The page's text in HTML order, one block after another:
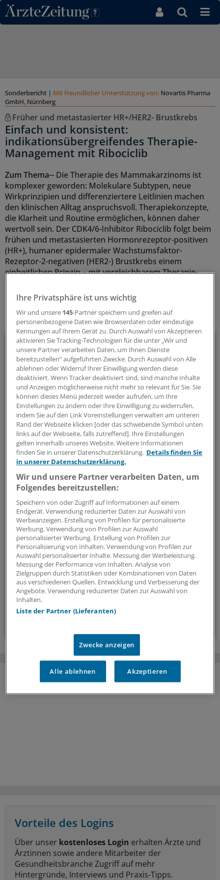
Direkt zum Inhaltsbereich
Sonderbericht | Mit freundlicher Unterstützung von: Novartis Pharma
GmbH, Nürnberg
Früher und metastasierter HR+/HER2- Brustkrebs
Einfach und konsistent:
indikationsübergreifendes Therapie-
Management mit Ribociclib
Zum Thema-- Die Therapie des Mammakarzinoms ist
komplexer geworden: Molekulare Subtypen, neue
Wirkprinzipien und differenziertere Leitlinien machen
den klinischen Alltag anspruchsvoll. Therapiekonzepte,
die Klarheit und Routine ermöglichen, können daher
wertvoll sein. Der CDK4/6-Inhibitor Ribociclib folgt beim
frühen und metastasierten Hormonrezeptor-positiven
(HR+), humaner epidermaler Wachstumsfaktor-
Rezeptor-2-negativen (HER2-) Brustkrebs einem
einheitlichen Prinzip – mit vergleichbarem Therapie-
konsistentem Vorgehen bei Nebenwirkungen. Das
erleichtert sowohl die Behandlung als auch die Schulung
und die Organisation der Versorgungsroutine.
Liebe Leserin, lieber Leser,
den vollständigen Beitrag können Sie lesen, sobald
Sie sich eingeloggt haben.
Jetzt anmelden »
Kostenlos registrieren »
Kennwort vergessen?
Ein anderes Problem beim Login?
Die Anmeldung ist mit wenigen Klicks erledigt und
kostenlos.
Ihre Vorteile des kostenlosen Login:
MehrAnalysen, Hintergründe und
Infografiken
ExklusiveInterviews und Praxis-Tipps
Zugriff auf allemedizinischen Berichte und
Kommentare
Vorteile des Logins
Über unser kostenloses Login erhalten Ärzte und
Ärztinnen sowie andere Mitarbeiter der
Gesundheitsbranche Zugriff auf mehr
Hintergründe, Interviews und Praxis-Tipps.
Ihre Privatsphäre ist uns wichtig
Wir und unsere 145-Partner speichern und greifen auf
personenbezogene Daten wie Browserdaten oder eindeutige
Kennungen auf Ihrem Gerät zu. Durch Auswahl von Akzeptieren
aktivieren Sie Tracking-Technologien für die unter „Wir und
unsere Partner verarbeiten Daten, um Ihnen Dienste
bereitzustellen“ aufgeführten Zwecke. Durch Auswahl von Alle
ablehnen oder Widerruf Ihrer Einwilligung werden diese
deaktiviert. Wenn Tracker deaktiviert sind, sind manche Inhalte
und Anzeigen möglicherweise nicht mehr so relevant für Sie. Sie
können dieses Menü jederzeit wieder aufrufen, um Ihre
Einstellungen zu ändern oder Ihre Einwilligung zu widerrufen,
indem Sie auf den Link Voreinstellungen verwalten am unteren
Rand der Webseite klicken [oder das schwebende Symbol unten
links auf der Webseite, falls zutreffend]. Ihre Einstellungen
gelten innerhalb unseres Website. Weitere Informationen
finden Sie in unserer Datenschutzerklärung. Details finden Sie
in unserer Datenschutzerklärung.
Wir und unsere Partner verarbeiten Daten, um
Folgendes bereitzustellen:
Speichern von oder Zugriff auf Informationen auf einem
Endgerät. Verwendung reduzierter Daten zur Auswahl von
Werbeanzeigen. Erstellung von Profilen für personalisierte
Werbung. Verwendung von Profilen zur Auswahl
personalisierter Werbung. Erstellung von Profilen zur
Personalisierung von Inhalten. Verwendung von Profilen zur
Auswahl personalisierter Inhalte. Messung der Werbeleistung.
Messung der Performance von Inhalten. Analyse von
Zielgruppen durch Statistiken oder Kombinationen von Daten
aus verschiedenen Quellen. Entwicklung und Verbesserung der
Angebote. Verwendung reduzierter Daten zur Auswahl von
Inhalten.
Liste der Partner (Lieferanten)
Zwecke anzeigen
Alle ablehnen Akzeptieren